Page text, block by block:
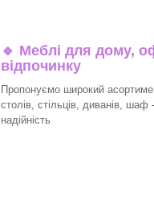
🔹 Меблі для дому,
відпочинку
Пропонуємо широкий
столів, стільців, диванів, шаф
надійність